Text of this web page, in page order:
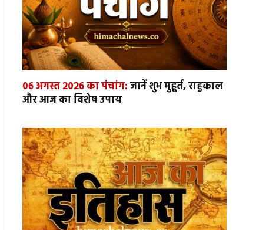
06 अगस्त 2026 का पंचांग:जानें शुभ मुहूर्त, राहुकाल
और आज का विशेष उपाय